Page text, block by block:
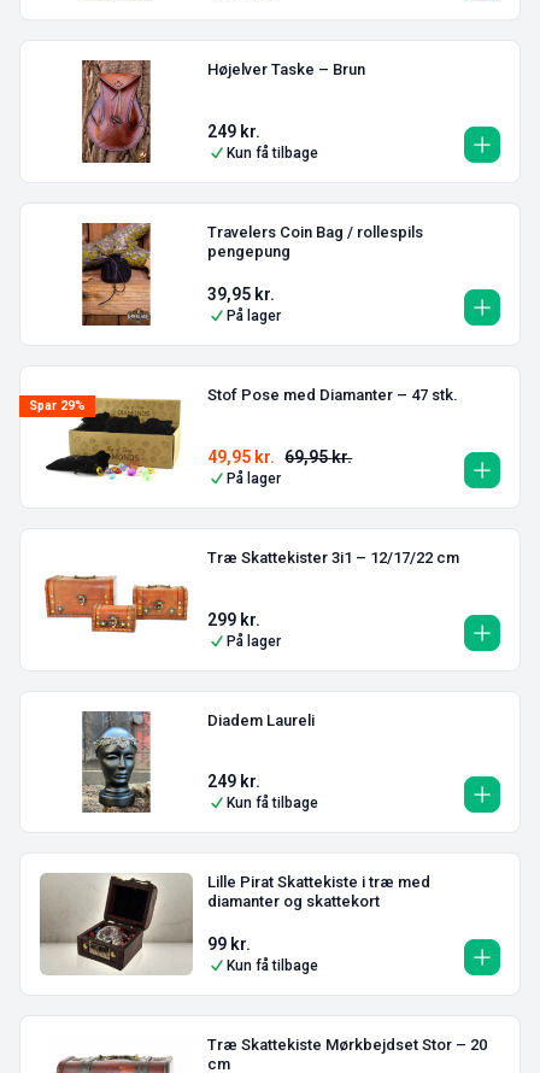
Højelver Taske – Brun
249 kr.
Kun få tilbage
Travelers Coin Bag / rollespils
pengepung
39,95 kr.
På lager
Spar 29%
Stof Pose med Diamanter – 47 stk.
69,95kr.
49,95 kr.
På lager
Træ Skattekister 3i1 – 12/17/22 cm
299 kr.
På lager
Diadem Laureli
249 kr.
Kun få tilbage
Lille Pirat Skattekiste i træ med
diamanter og skattekort
99 kr.
Kun få tilbage
Træ Skattekiste Mørkbejdset Stor – 20
cm